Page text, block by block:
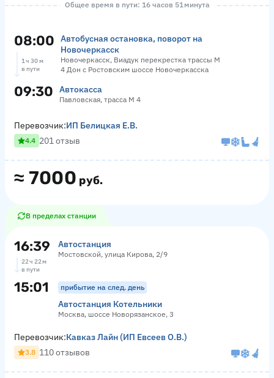
Общее время в пути: 16 часов 51 минута
08:00
Автобусная остановка, поворот на
Новочеркасск
Новочеркасск, Виадук перекрестка трассы М
4 Дон с Ростовским шоссе Новочеркасска
1 ч 30 м
в пути
09:30 Автокасса
Павловская, трасса М 4
≈ 7000 руб.
Перевозчик:ИП Белицкая Е.В.
4.4 201 отзыв
В пределах станции
16:39 Автостанция
Мостовской, улица Кирова, 2/9
22 ч 22 м
в пути
15:01 прибытие на след. день
Автостанция Котельники
Москва, шоссе Новорязанское, 3
Перевозчик:Кавказ Лайн (ИП Евсеев О.В.)
3.8 110 отзывов